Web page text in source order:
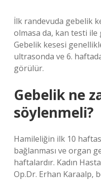
İlk randevuda gebelik
olmasa da, kan testi
Gebelik kesesi
ultrasonda ve 6.
görülür.
Gebelik ne
söylenmeli?
Hamileliğin ilk 10
bağlanması ve organ
haftalardır. Kadın
Op.Dr. Erhan Karaalp,